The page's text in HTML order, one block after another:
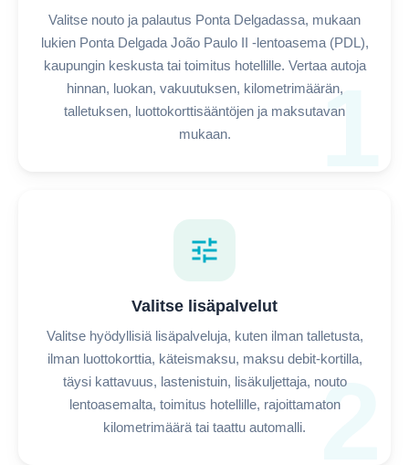
1
Valitse nouto ja palautus Ponta Delgadassa, mukaan
lukien Ponta Delgada João Paulo II -lentoasema (PDL),
kaupungin keskusta tai toimitus hotellille. Vertaa autoja
hinnan, luokan, vakuutuksen, kilometrimäärän,
talletuksen, luottokorttisääntöjen ja maksutavan
mukaan.
2
tune
Valitse lisäpalvelut
Valitse hyödyllisiä lisäpalveluja, kuten ilman talletusta,
ilman luottokorttia, käteismaksu, maksu debit-kortilla,
täysi kattavuus, lastenistuin, lisäkuljettaja, nouto
lentoasemalta, toimitus hotellille, rajoittamaton
kilometrimäärä tai taattu automalli.